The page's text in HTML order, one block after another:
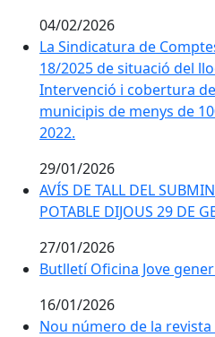
04/02/2026
La Sindicatura de
La Sindicatura de
18/2025 de situació del
Intervenció i cobertura
municipis de menys de
2022.
29/01/2026
AVÍS DE TALL DEL
AVÍS DE TALL DEL
POTABLE DIJOUS 29 DE
27/01/2026
Butlletí Oficina Jove
Butlletí Oficina Jove
16/01/2026
Nou número de la
Nou número de la